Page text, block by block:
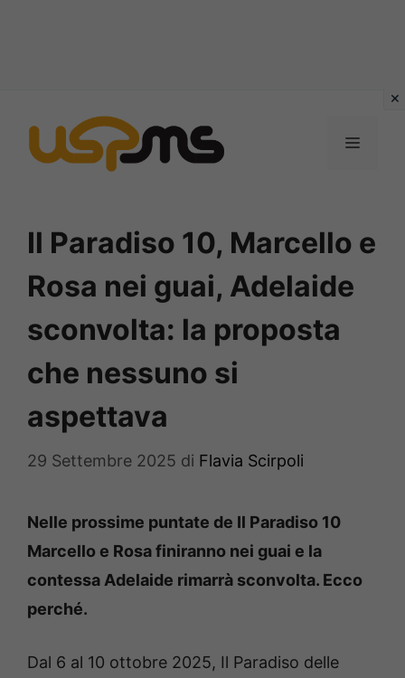
contenuto
MENU
Il Paradiso 10, Marcello e
Rosa nei guai, Adelaide
sconvolta: la proposta
che nessuno si
aspettava
29 Settembre 2025 di Flavia Scirpoli
Nelle prossime puntate de Il Paradiso 10
Marcello e Rosa finiranno nei guai e la
contessa Adelaide rimarrà sconvolta. Ecco
perché.
Dal 6 al 10 ottobre 2025, Il Paradiso delle